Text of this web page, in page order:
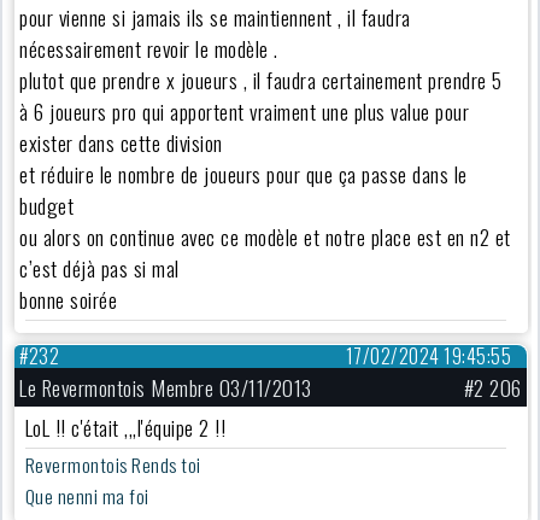
pour vienne si jamais ils se maintiennent , il faudra
nécessairement revoir le modèle .
plutot que prendre x joueurs , il faudra certainement prendre 5
à 6 joueurs pro qui apportent vraiment une plus value pour
exister dans cette division
et réduire le nombre de joueurs pour que ça passe dans le
budget
ou alors on continue avec ce modèle et notre place est en n2 et
c’est déjà pas si mal
bonne soirée
17/02/2024 19:45:55
#232
Le Revermontois Membre 03/11/2013
#2 206
LoL !! c'était ,,,l'équipe 2 !!
Revermontois Rends toi
Que nenni ma foi